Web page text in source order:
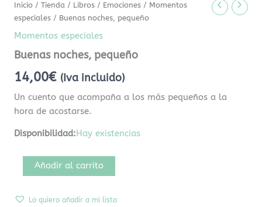
Inicio /Tienda / Libros / Emociones / Momentos
especiales / Buenas noches, pequeño
Momentos especiales
Buenas noches, pequeño
14,00€ (Iva incluido)
Un cuento que acompaña a los más pequeños a la
hora de acostarse.
Disponibilidad:Hay existencias
Añadir al carrito
Lo quiero añadir a mi lista